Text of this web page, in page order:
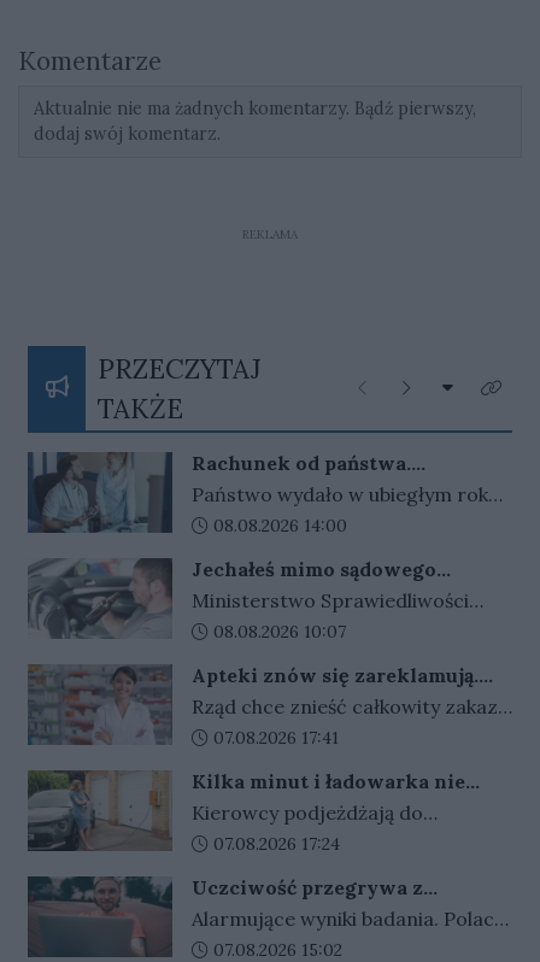
Komentarze
Aktualnie nie ma żadnych komentarzy. Bądź pierwszy,
dodaj swój komentarz.
REKLAMA
PRZECZYTAJ
TAKŻE
Poprzednie
Następne
Rozwiń
Kliknij
Rachunek od państwa.
Wydajemy więcej, niż zarabiamy.
Kwota rośnie z roku na rok
Państwo wydało w ubiegłym roku
niemal 2 biliony złotych. To aż 53
Polski. Najwięcej pochłonęły
emerytury, zdrowie i
bezpieczeństwo.
Data dodania artykułu:
08.08.2026 14:00
Jechałeś mimo sądowego
zakazu? Koniec z wyrokami w
zawieszeniu. Rząd zaostrza
przepisy dla kierowców
Ministerstwo Sprawiedliwości
szykuje ostre zmiany dla
zakazu prowadzenia auta i
recydywę po alkoholu ma grozić
bezwzględne więzienie.
Data dodania artykułu:
08.08.2026 10:07
Apteki znów się zareklamują.
Ale nie bez ograniczeń
Rząd chce znieść całkowity zakaz
reklamy aptek. Nadal jednak
lojalnościowe, presja zakupowa i
udział dzieci.
Data dodania artykułu:
07.08.2026 17:41
Kilka minut i ładowarka nie
działa. Złodzieje znaleźli sposób
na szybki zarobek kosztem
kierowców
Kierowcy podjeżdżają do
ładowarek i zamiast przewodów
kabli stają się plagą, a straty
operatorów sięgają dziesiątek
tysięcy złotych.
Data dodania artykułu:
07.08.2026 17:24
Uczciwość przegrywa z
pieniędzmi. Tak tłumaczymy
finansowe przekręty
Alarmujące wyniki badania. Polacy
coraz częściej przymykają oko na
Data dodania artykułu:
07.08.2026 15:02